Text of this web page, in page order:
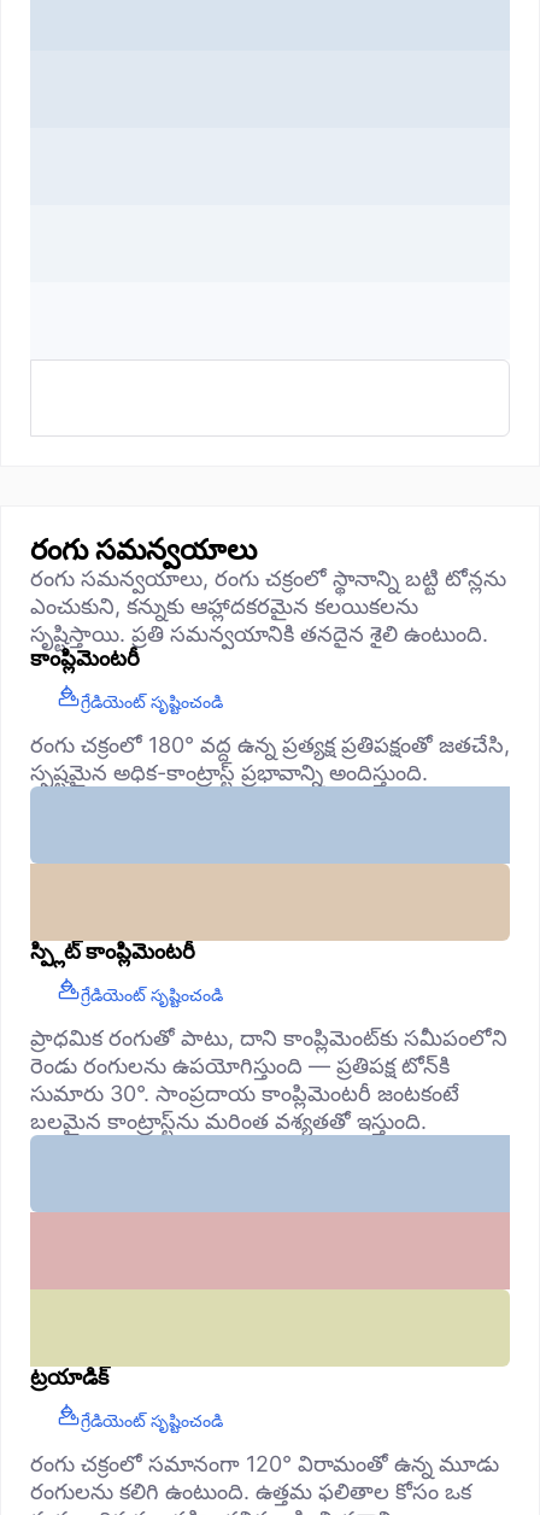
రంగు సమన్వయాలు
రంగు సమన్వయాలు, రంగు చక్రంలో స్థానాన్ని బట్టి టోన్లను
ఎంచుకుని, కన్నుకు ఆహ్లాదకరమైన కలయికలను
సృష్టిస్తాయి. ప్రతి సమన్వయానికి తనదైన శైలి ఉంటుంది.
కాంప్లిమెంటరీ
గ్రేడియెంట్ సృష్టించండి
రంగు చక్రంలో 180° వద్ద ఉన్న ప్రత్యక్ష ప్రతిపక్షంతో జతచేసి,
స్పష్టమైన అధిక-కాంట్రాస్ట్ ప్రభావాన్ని అందిస్తుంది.
స్ప్లిట్ కాంప్లిమెంటరీ
గ్రేడియెంట్ సృష్టించండి
ప్రాధమిక రంగుతో పాటు, దాని కాంప్లిమెంట్‌కు సమీపంలోని
రెండు రంగులను ఉపయోగిస్తుంది — ప్రతిపక్ష టోన్‌కి
సుమారు 30°. సాంప్రదాయ కాంప్లిమెంటరీ జంటకంటే
బలమైన కాంట్రాస్ట్‌ను మరింత వశ్యతతో ఇస్తుంది.
ట్రయాడిక్
గ్రేడియెంట్ సృష్టించండి
రంగు చక్రంలో సమానంగా 120° విరామంతో ఉన్న మూడు
రంగులను కలిగి ఉంటుంది. ఉత్తమ ఫలితాల కోసం ఒక